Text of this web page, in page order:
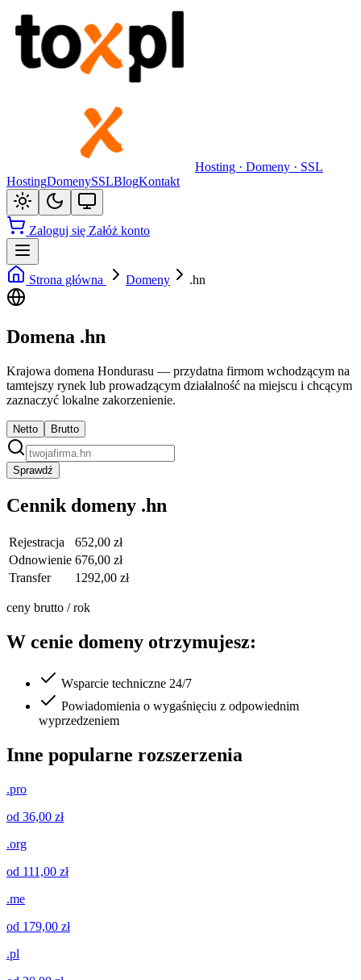
Hosting · Domeny · SSL
HostingDomenySSLBlogKontakt
Zaloguj się Załóż konto
Strona główna Domeny .hn
Domena .hn
Krajowa domena Hondurasu — przydatna firmom wchodzącym na
tamtejszy rynek lub prowadzącym działalność na miejscu i chcącym
zaznaczyć lokalne zakorzenienie.
Netto Brutto
Sprawdź
Cennik domeny .hn
Rejestracja
652,00 zł
Odnowienie 676,00 zł
Transfer
1292,00 zł
ceny brutto / rok
W cenie domeny otrzymujesz:
Wsparcie techniczne 24/7
Powiadomienia o wygaśnięciu z odpowiednim
wyprzedzeniem
Inne popularne rozszerzenia
.pro
od 36,00 zł
.org
od 111,00 zł
.me
od 179,00 zł
.pl